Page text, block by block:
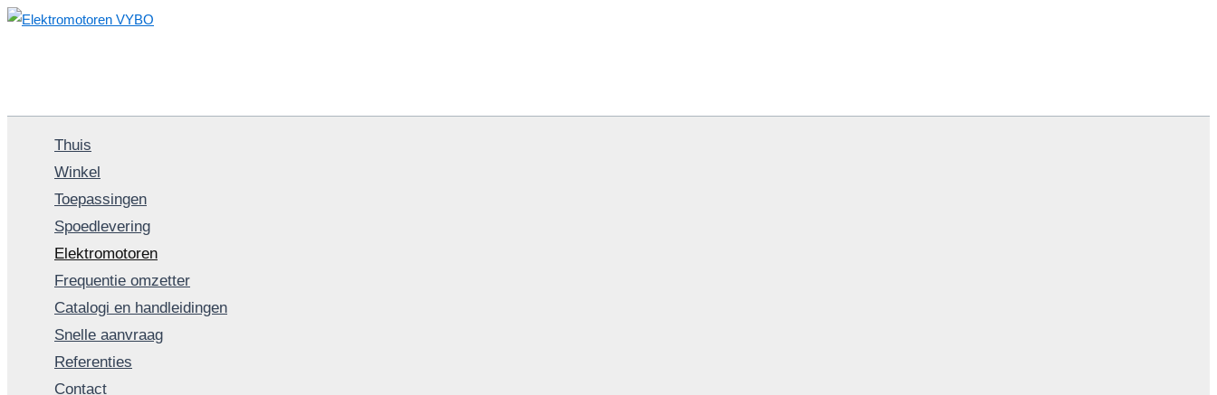
Ga
Thuis
Winkel
Toepassingen
Spoedlevering
Elektromotoren
Frequentie omzetter
Catalogi en handleidingen
Snelle aanvraag
Referenties
Contact